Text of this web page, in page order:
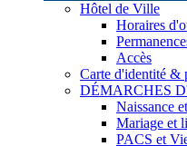
Hôtel de Ville
Horaires
Accès
Carte d'identité &
DÉMARCHES
Naissance
Mariage et
PACS et